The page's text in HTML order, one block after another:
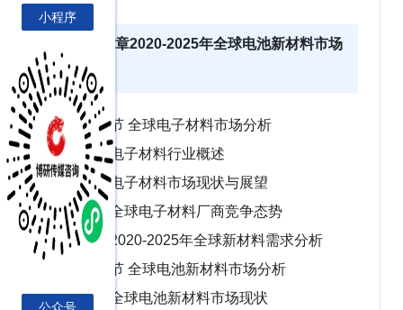
第二章2020-2025年全球电池新材料市场
分析
第一节 全球电子材料市场分析
一、电子材料行业概述
二、电子材料市场现状与展望
三、全球电子材料厂商竞争态势
四、2020-2025年全球新材料需求分析
第二节 全球电池新材料市场分析
一、全球电池新材料市场现状
小程序